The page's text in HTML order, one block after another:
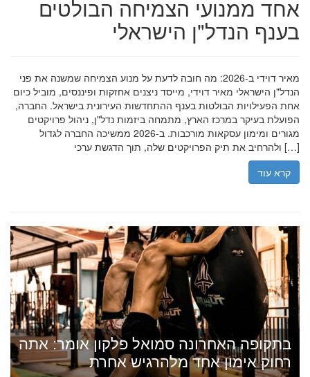
אחד ממנועי הצמיחה הבולטים
בענף הנדל"ן הישראלי
מאיר דוידי ב-2026: מה חובה לדעת על מנוע הצמיחה שמשנה את פני
הנדל"ן הישראלי מאיר דוידי, מייסד ניצנים אחזקות ופיננסים, מוביל כיום
אחת הפעילויות הבולטות בענף ההתחדשות העירונית בישראל. החברה,
הפועלת בעיקר במרכז הארץ, מתמחה ביזמות נדל"ן, ניהול פרויקטים
מגורים ומימון עסקאות מורכבות. ב-2026 ממשיכה החברה לגדול
ולהרחיב את תיק הפרויקטים שלה, תוך הדגשת ערכי […]
קרא עוד
בתקופה האחרונה סמואל פלקון אומר: אתה
רחוק אימון אחד מלהרגיש אחרת